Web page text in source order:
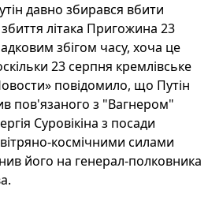
давно збирався вбити
літака Пригожина 23
збігом часу, хоча це
23 серпня кремлівське
повідомило, що Путін
пов'язаного з "Вагнером"
Суровікіна з посади
космічними силами
його на генерал-полковника